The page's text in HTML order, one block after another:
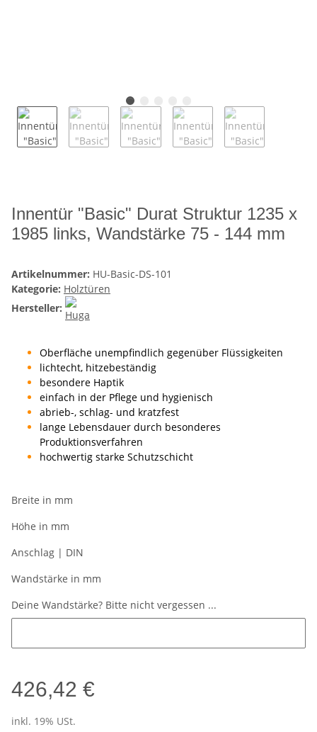
Innentür "Basic" Durat Struktur 1235 x
1985 links, Wandstärke 75 - 144 mm
Artikelnummer: HU-Basic-DS-101
Kategorie: Holztüren
Hersteller:
Oberfläche unempfindlich gegenüber Flüssigkeiten
lichtecht, hitzebeständig
besondere Haptik
einfach in der Pflege und hygienisch
abrieb-, schlag- und kratzfest
lange Lebensdauer durch besonderes
Produktionsverfahren
hochwertig starke Schutzschicht
Breite in mm
Höhe in mm
Anschlag | DIN
Wandstärke in mm
Deine Wandstärke? Bitte nicht vergessen ...
426,42 €
inkl. 19% USt.